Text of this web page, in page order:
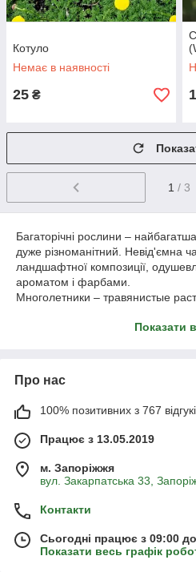
Котуло
Немає в наявності
25 ₴
1 / 3
Багаторічні рослини –
дуже різноманітний. Невід'ємна
ландшафтної композиції,
ароматом і фарбами.
Многолетники – травянистые
с большой силой роста,
используются ландшафтниками
альпинариях и прочих
можно поделить на несколько
растения с постоянным
почвопокровные и злаковые
Купити багаторічні рослини за
зателефонувавши нам, або
ми з радістю проконсультуємо
Показати
Про нас
100% позитивних з 767
Працює з 13.05.2019
м. Запоріжжя
вул. Закарпатська 33,
Контакти
Сьогодні працює з 09:00
Показати весь графік